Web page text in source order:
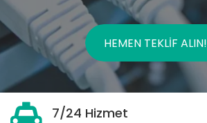
HEMEN TEKLIF ALIN!
7/24 Hizmet